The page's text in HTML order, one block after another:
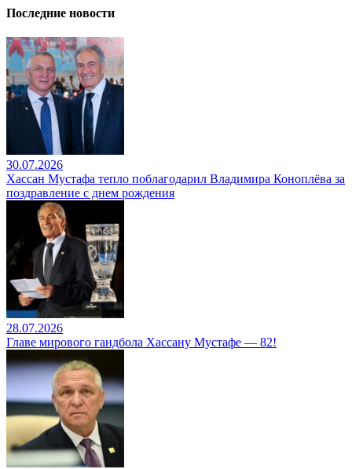
Последние новости
30.07.2026
Хассан Мустафа тепло поблагодарил Владимира Коноплёва за
поздравление с днем рождения
28.07.2026
Главе мирового гандбола Хассану Мустафе — 82!